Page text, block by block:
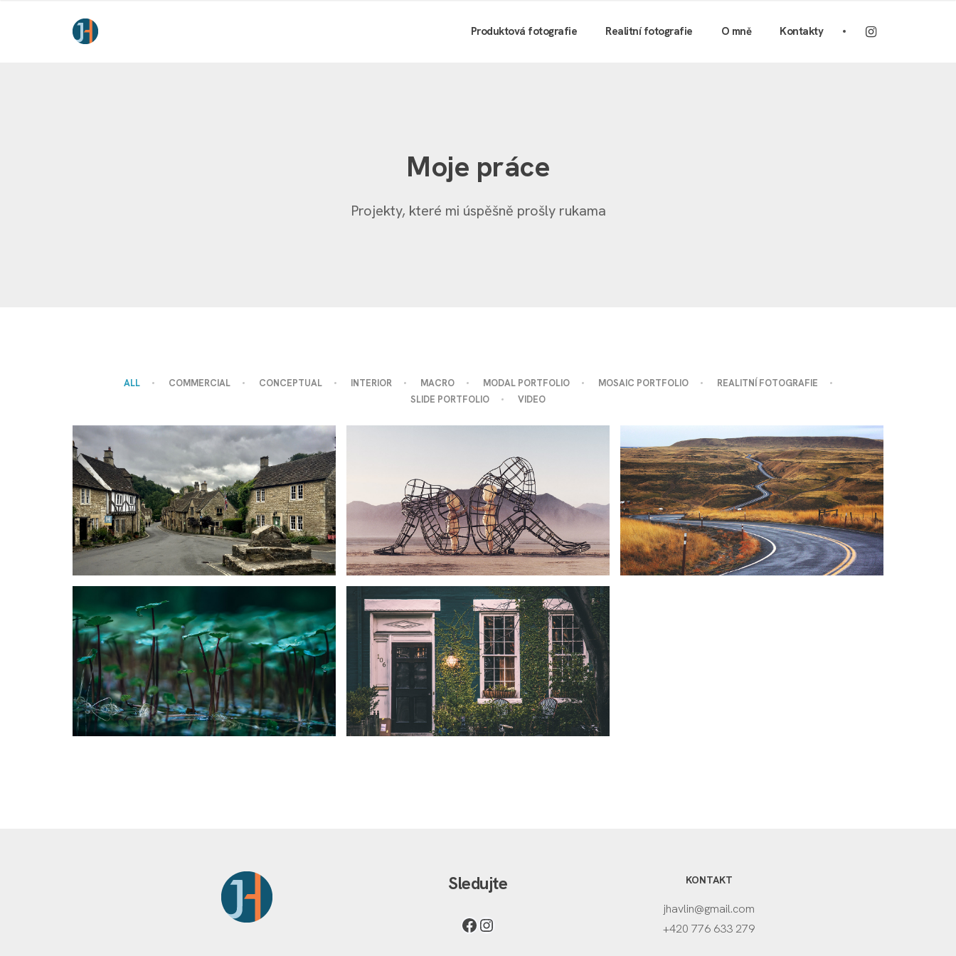
Produktová fotografie Realitní fotografie O mně Kontakty
Moje práce
Projekty, které mi úspěšně prošly rukama
ALL COMMERCIAL CONCEPTUAL INTERIOR MACRO MODAL PORTFOLIO MOSAIC PORTFOLIO
REALITNÍ FOTOGRAFIE
SLIDE PORTFOLIO
VIDEO
Sledujte KONTAKT
jhavlin@gmail.com
+420 776 633 279